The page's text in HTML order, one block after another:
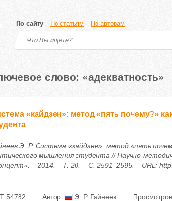
По сайту По статьям По авторам
слово: «адекватность»
«кайдзен»: метод «пять почему?»
Э. Р. Система «кайдзен»: метод «пять
мышления студента // Научно-
– 2014. – Т. 20. – С. 2591–2595. – URL:
54782 Автор: Э. Р. Гайнеев